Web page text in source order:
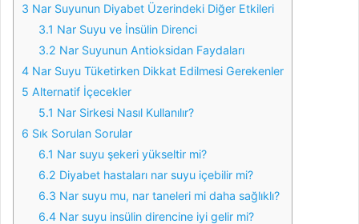
3 Nar Suyunun Diyabet Üzerindeki Diğer Etkileri
3.1 Nar Suyu ve İnsülin Direnci
3.2 Nar Suyunun Antioksidan Faydaları
4 Nar Suyu Tüketirken Dikkat Edilmesi Gerekenler
5 Alternatif İçecekler
5.1 Nar Sirkesi Nasıl Kullanılır?
6 Sık Sorulan Sorular
6.1 Nar suyu şekeri yükseltir mi?
6.2 Diyabet hastaları nar suyu içebilir mi?
6.3 Nar suyu mu, nar taneleri mi daha sağlıklı?
6.4 Nar suyu insülin direncine iyi gelir mi?